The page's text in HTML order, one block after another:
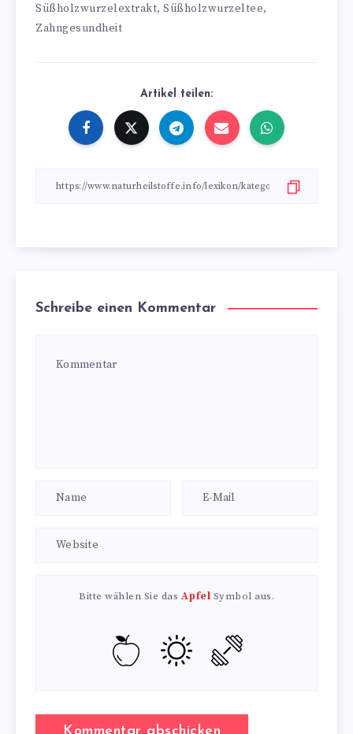
Süßholzwurzelextrakt, Süßholzwurzeltee,
Zahngesundheit
Artikel teilen:
Schreibe einen Kommentar
Bitte wählen Sie das Apfel Symbol aus.